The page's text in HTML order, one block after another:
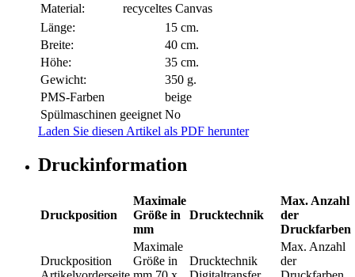
Material:
recyceltes Canvas
Länge:
15 cm.
Breite:
40 cm.
Höhe:
35 cm.
Gewicht:
350 g.
PMS-Farben
beige
Spülmaschinen geeignet No
Laden Sie diesen Artikel als PDF herunter
Druckinformation
Druckposition
Maximale
Größe in
mm
Drucktechnik
Max. Anzahl
der
Druckfarben
Druckposition
Maximale
Größe in
Drucktechnik
Max. Anzahl
der